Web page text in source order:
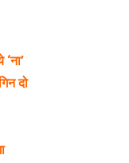
दो